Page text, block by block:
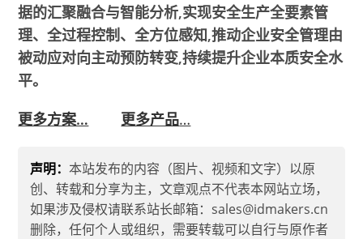
据的汇聚融合与智能分析,实现安全生产全要素管
理、全过程控制、全方位感知,推动企业安全管理由
被动应对向主动预防转变,持续提升企业本质安全水
平。
更多方案…
更多产品…
声明：本站发布的内容（图片、视频和文字）以原
创、转载和分享为主，文章观点不代表本网站立场，
如果涉及侵权请联系站长邮箱：sales@idmakers.cn
删除，任何个人或组织，需要转载可以自行与原作者